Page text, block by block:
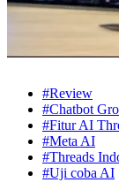
#Review
#Chatbot
#Fitur AI
#Meta AI
#Threads
#Uji coba AI